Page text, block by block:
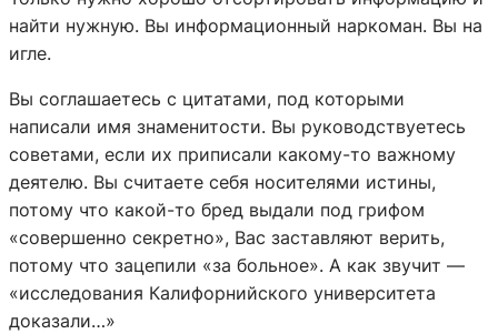
найти нужную. Вы информационный наркоман. Вы на
игле.
Вы соглашаетесь с цитатами, под которыми
написали имя знаменитости. Вы руководствуетесь
советами, если их приписали какому-то важному
деятелю. Вы считаете себя носителями истины,
потому что какой-то бред выдали под грифом
«совершенно секретно», Вас заставляют верить,
потому что зацепили «за больное». А как звучит —
«исследования Калифорнийского университета
доказали…»